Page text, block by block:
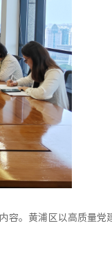
。黄浦区以高质量党